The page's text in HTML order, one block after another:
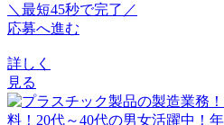
＼最短45秒で完了／
応募へ進む
詳しく
見る